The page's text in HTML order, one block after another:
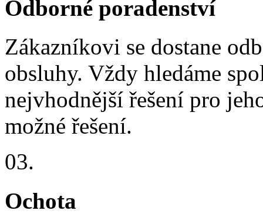
Odborné poradenství
Zákazníkovi se dostane
obsluhy. Vždy hledáme
nejvhodnější řešení pro
možné řešení.
03.
Ochota